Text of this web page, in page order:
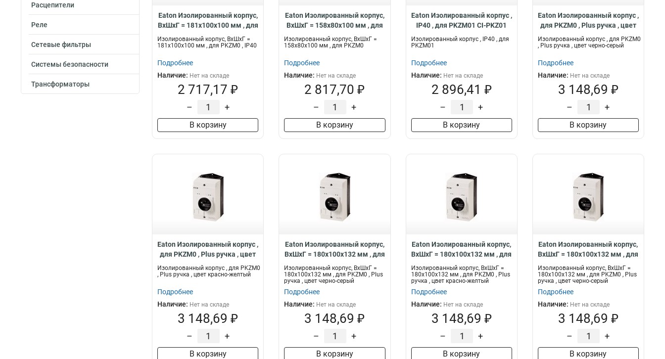
Расцепители
Реле
Сетевые фильтры
Системы безопасности
Трансформаторы
Eaton Изолированный корпус,
ВхШхГ = 181x100x100 мм , для
PKZM0 , IP40 CI-K2-PKZ0-NA
Изолированный корпус, ВхШхГ =
181x100x100 мм , для PKZM0 , IP40
Подробнее
Наличие: Нет на складе
2 717,17 ₽
– +
В корзину
Eaton Изолированный корпус,
ВхШхГ = 158x80x100 мм , для
PKZM0 CI-PKZ0-M
Изолированный корпус, ВхШхГ =
158x80x100 мм , для PKZM0
Подробнее
Наличие: Нет на складе
2 817,70 ₽
– +
В корзину
Eaton Изолированный корпус ,
IP40 , для PKZM01 CI-PKZ01
Изолированный корпус , IP40 , для
PKZM01
Подробнее
Наличие: Нет на складе
2 896,41 ₽
– +
В корзину
Eaton Изолированный корпус ,
для PKZM0 , Plus ручка , цвет
черно-серый CI-K2-PKZ0-G
Изолированный корпус , для PKZM0
, Plus ручка , цвет черно-серый
Подробнее
Наличие: Нет на складе
3 148,69 ₽
– +
В корзину
Eaton Изолированный корпус ,
для PKZM0 , Plus ручка , цвет
красно-желтый CI-K2-PKZ0-
GV
Изолированный корпус , для PKZM0
, Plus ручка , цвет красно-желтый
Подробнее
Наличие: Нет на складе
3 148,69 ₽
– +
В корзину
Eaton Изолированный корпус,
ВхШхГ = 180x100x132 мм , для
PKZM0 , Plus ручка , цвет
черно-серый CI-K2H-PKZ0-G
Изолированный корпус, ВхШхГ =
180x100x132 мм , для PKZM0 , Plus
ручка , цвет черно-серый
Подробнее
Наличие: Нет на складе
3 148,69 ₽
– +
В корзину
Eaton Изолированный корпус,
ВхШхГ = 180x100x132 мм , для
PKZM0 , Plus ручка , цвет
красно-желтый CI-K2H-PKZ0-
GV
Изолированный корпус, ВхШхГ =
180x100x132 мм , для PKZM0 , Plus
ручка , цвет красно-желтый
Подробнее
Наличие: Нет на складе
3 148,69 ₽
– +
В корзину
Eaton Изолированный корпус,
ВхШхГ = 180x100x132 мм , для
PKZM0 , Plus ручка , цвет
черно-серый CI-K2-PKZ0-NA-G
Изолированный корпус, ВхШхГ =
180x100x132 мм , для PKZM0 , Plus
ручка , цвет черно-серый
Подробнее
Наличие: Нет на складе
3 148,69 ₽
– +
В корзину